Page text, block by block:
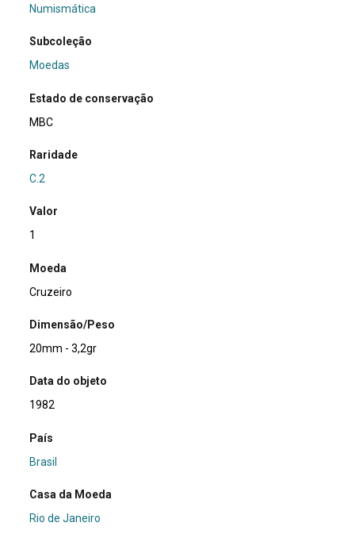
Numismática
Subcoleção
Moedas
Estado de conservação
MBC
Raridade
C.2
Valor
1
Moeda
Cruzeiro
Dimensão/Peso
20mm - 3,2gr
Data do objeto
1982
País
Brasil
Casa da Moeda
Rio de Janeiro